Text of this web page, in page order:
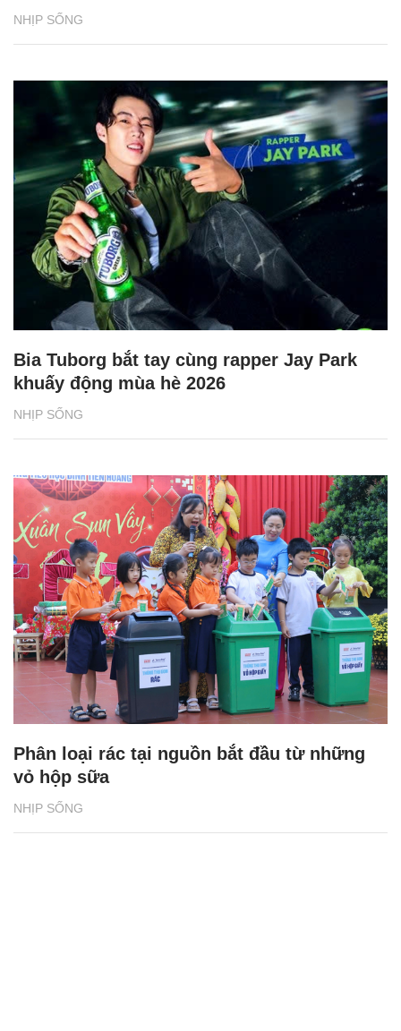
NHỊP SỐNG
NHỊP SỐNG
Bia Tuborg bắt tay cùng rapper Jay Park
khuấy động mùa hè 2026
NHỊP SỐNG
Phân loại rác tại nguồn bắt đầu từ những
vỏ hộp sữa